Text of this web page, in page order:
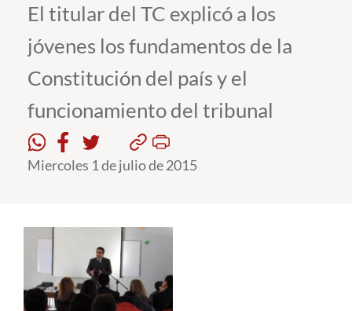
Admisión
Pregrado
Postgrado
Formación Continua
Funcionarios
Alumni
El titular del TC explicó a los
jóvenes los fundamentos de la
Constitución del país y el
funcionamiento del tribunal
Miercoles 1 de julio de 2015